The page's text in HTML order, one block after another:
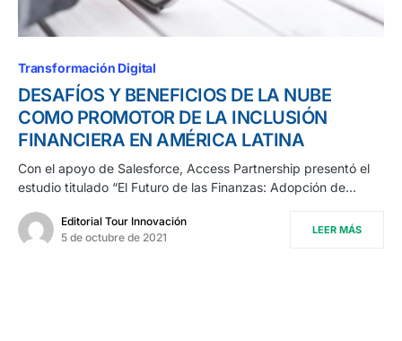
Transformación Digital
DESAFÍOS Y BENEFICIOS DE LA NUBE
COMO PROMOTOR DE LA INCLUSIÓN
FINANCIERA EN AMÉRICA LATINA
Con el apoyo de Salesforce, Access Partnership presentó el
estudio titulado “El Futuro de las Finanzas: Adopción de…
Editorial Tour Innovación
5 de octubre de 2021
LEER MÁS